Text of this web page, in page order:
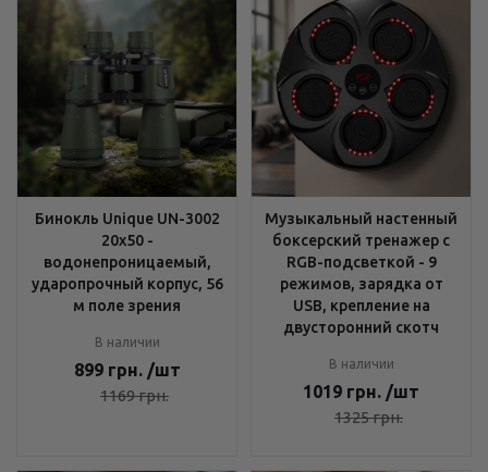
Бинокль Unique UN-3002
20x50 -
водонепроницаемый,
ударопрочный корпус, 56
м поле зрения
В наличии
899 грн. /шт
1169грн.
Музыкальный настенный
боксерский тренажер с
RGB-подсветкой - 9
режимов, зарядка от
USB, крепление на
двусторонний скотч
В наличии
1019 грн. /шт
1325грн.